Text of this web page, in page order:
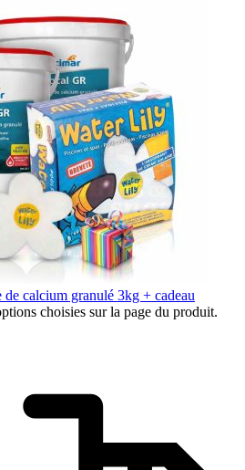
calcium granulé 3kg + cadeau
choisies sur la page du produit.